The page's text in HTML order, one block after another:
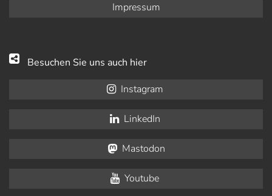
Impressum
Besuchen Sie uns auch hier
Instagram
LinkedIn
Mastodon
Youtube